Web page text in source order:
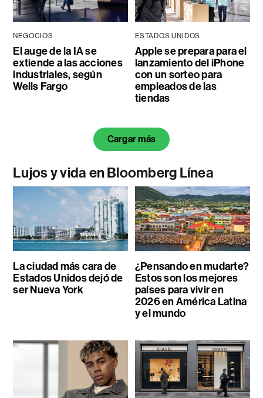
NEGOCIOS
El auge de la IA se
extiende a las acciones
industriales, según
Wells Fargo
ESTADOS UNIDOS
Apple se prepara para el
lanzamiento del iPhone
con un sorteo para
empleados de las
tiendas
Cargar más
Lujos y vida en Bloomberg Línea
La ciudad más cara de
Estados Unidos dejó de
ser Nueva York
¿Pensando en mudarte?
Estos son los mejores
países para vivir en
2026 en América Latina
y el mundo